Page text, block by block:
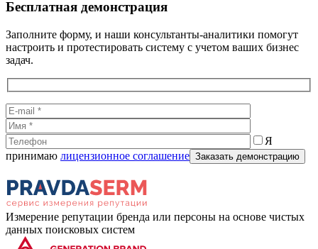
Бесплатная демонстрация
Заполните форму, и наши консультанты-аналитики помогут
настроить и протестировать систему с учетом ваших бизнес
задач.
Я
принимаю лицензионное соглашение
Измерение репутации бренда или персоны на основе чистых
данных поисковых систем